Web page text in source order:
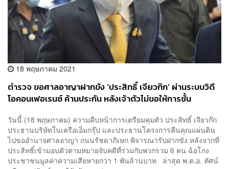
18 พฤษภาคม 2021
ตำรวจ ขอศาลอาญาฝากขัง ‘ประสิทธิ์ เจียวก๊ก’ ผ่านระบบวิดี
โอคอนเฟอเรนซ์ ค้านประกัน หลังเจ้าตัวไม่ขอให้การชั้น
วันนี้ (18 พฤษภาคม) ความคืบหน้าการเตรียมคุมตัว ประสิทธิ์ เจียวก๊ก
ประธานบริษัทในเครือเอ็มกรุ๊ป และประธานโครงการคืนคุณแผ่นดิน
ไปขออำนาจศาลอาญา ถนนรัชดาภิเษก พิจารณารับฝากขัง หลังจากที่
ประสิทธิ์เข้ามอบตัวตามหมายจับคดีที่ร่วมกับพวกรวม 6 คน ฉ้อโกง
ประชาชนมูลค่าความเสียหายกว่า 1 พันล้านบาท ล่าสุด พ.ต.อ. ทัศน์